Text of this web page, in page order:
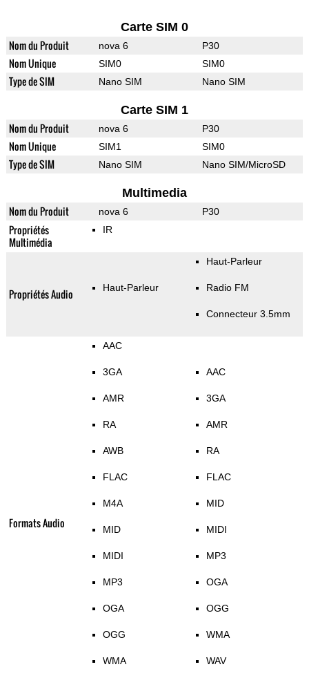
Carte SIM 0
Nom du Produit nova 6 P30
Nom Unique SIM0 SIM0
Type de SIM Nano SIM Nano SIM
Carte SIM 1
Nom du Produit nova 6 P30
Nom Unique SIM1 SIM0
Type de SIM Nano SIM Nano SIM/MicroSD
Multimedia
Nom du Produit nova 6 P30
Propriétés
Multimédia
IR
Propriétés Audio Haut-Parleur
Haut-Parleur
Radio FM
Connecteur 3.5mm
Formats Audio
AAC
3GA
AMR
RA
AWB
FLAC
M4A
MID
MIDI
MP3
OGA
OGG
WMA
AAC
3GA
AMR
RA
FLAC
MID
MIDI
MP3
OGA
OGG
WMA
WAV